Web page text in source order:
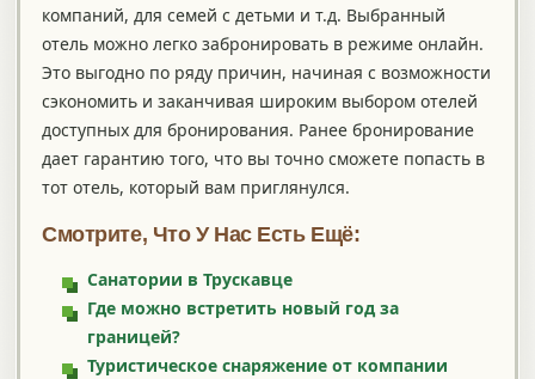
компаний, для семей с детьми и т.д. Выбранный
отель можно легко забронировать в режиме онлайн.
Это выгодно по ряду причин, начиная с возможности
сэкономить и заканчивая широким выбором отелей
доступных для бронирования. Ранее бронирование
дает гарантию того, что вы точно сможете попасть в
тот отель, который вам приглянулся.
Смотрите, Что У Нас Есть Ещё:
Санатории в Трускавце
Где можно встретить новый год за
границей?
Туристическое снаряжение от компании